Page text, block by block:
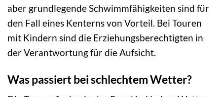
aber grundlegende Schwimmfähigkeiten sind für
den Fall eines Kenterns von Vorteil. Bei Touren
mit Kindern sind die Erziehungsberechtigten in
der Verantwortung für die Aufsicht.
Was passiert bei schlechtem Wetter?